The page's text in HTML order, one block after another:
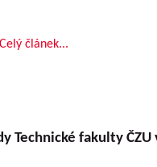
Celý článek...
Technické fakulty ČZU